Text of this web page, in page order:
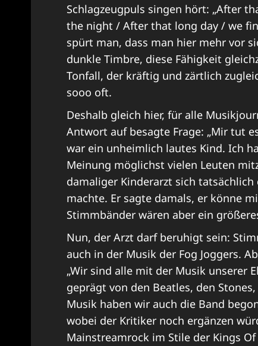
Schlagzeugpuls singen hört: „After
the night / After that long day / we
spürt man, dass man hier mehr vor
dunkle Timbre, diese Fähigkeit
Tonfall, der kräftig und zärtlich
sooo oft.
Deshalb gleich hier, für alle
Antwort auf besagte Frage: „Mir tut
war ein unheimlich lautes Kind. Ich
Meinung möglichst vielen Leuten
damaliger Kinderarzt sich
machte. Er sagte damals, er könne
Stimmbänder wären aber ein größeres
Nun, der Arzt darf beruhigt sein:
auch in der Musik der Fog Joggers.
„Wir sind alle mit der Musik unserer
geprägt von den Beatles, den
Musik haben wir auch die Band
wobei der Kritiker noch ergänzen
Mainstreamrock im Stile der Kings